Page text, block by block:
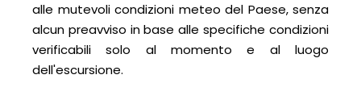
alle mutevoli condizioni meteo del Paese, senza
alcun preavviso in base alle specifiche condizioni
verificabili solo al momento e al luogo
dell'escursione.